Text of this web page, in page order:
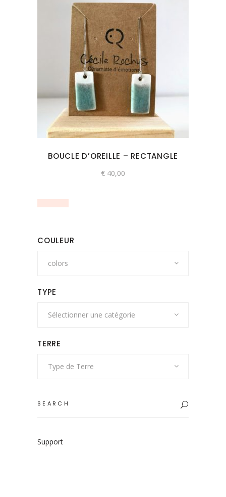
Ce
produit
plusieurs
variations.
Les
options
être
choisies
BOUCLE D’OREILLE – RECTANGLE
€ 40,00
COULEUR
colors
TYPE
Sélectionner une catégorie
TERRE
Type de Terre
for:
Support